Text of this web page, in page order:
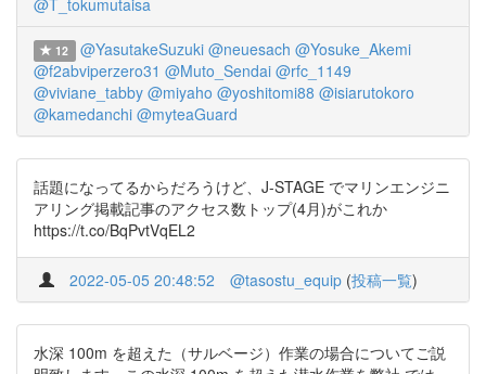
@T_tokumutaisa
12 @YasutakeSuzuki @neuesach @Yosuke_Akemi
@f2abviperzero31 @Muto_Sendai @rfc_1149
@viviane_tabby @miyaho @yoshitomi88 @isiarutokoro
@kamedanchi @myteaGuard
話題になってるからだろうけど、J-STAGE でマリンエンジニ
アリング掲載記事のアクセス数トップ(4月)がこれか
https://t.co/BqPvtVqEL2
2022-05-05 20:48:52 @tasostu_equip (投稿一覧)
水深 100m を超えた（サルベージ）作業の場合についてご説